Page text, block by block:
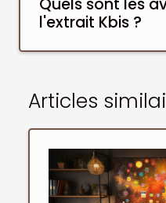
Quels sont les
l'extrait Kbis ?
Articles